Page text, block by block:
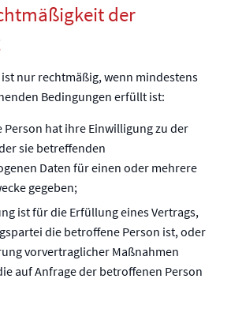
der
nur rechtmäßig, wenn mindestens
Bedingungen erfüllt ist:
Person hat ihre Einwilligung zu der
sie betreffenden
Daten für einen oder mehrere
gegeben;
ist für die Erfüllung eines Vertrags,
die betroffene Person ist, oder
vorvertraglicher Maßnahmen
auf Anfrage der betroffenen Person